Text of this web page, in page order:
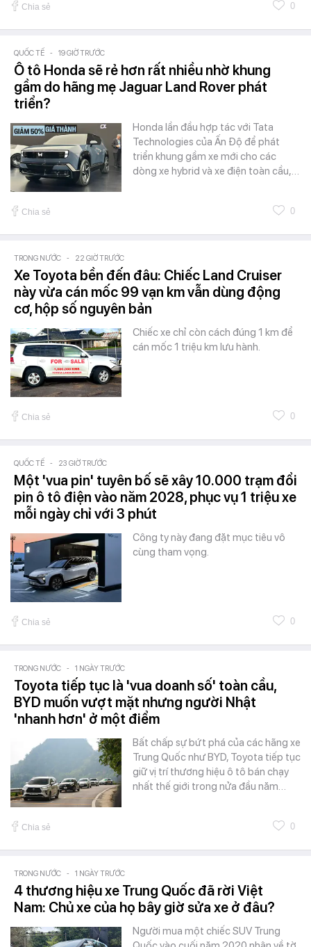
Chia sẻ 0
QUỐC TẾ - 19 GIỜ TRƯỚC
Ô tô Honda sẽ rẻ hơn rất nhiều nhờ khung
gầm do hãng mẹ Jaguar Land Rover phát
triển?
Honda lần đầu hợp tác với Tata
Technologies của Ấn Độ để phát
triển khung gầm xe mới cho các
dòng xe hybrid và xe điện toàn cầu,…
Chia sẻ 0
TRONG NƯỚC - 22 GIỜ TRƯỚC
Xe Toyota bền đến đâu: Chiếc Land Cruiser
này vừa cán mốc 99 vạn km vẫn dùng động
cơ, hộp số nguyên bản
Chiếc xe chỉ còn cách đúng 1 km để
cán mốc 1 triệu km lưu hành.
Chia sẻ 0
QUỐC TẾ - 23 GIỜ TRƯỚC
Một 'vua pin' tuyên bố sẽ xây 10.000 trạm đổi
pin ô tô điện vào năm 2028, phục vụ 1 triệu xe
mỗi ngày chỉ với 3 phút
Công ty này đang đặt mục tiêu vô
cùng tham vọng.
Chia sẻ 0
TRONG NƯỚC - 1 NGÀY TRƯỚC
Toyota tiếp tục là 'vua doanh số' toàn cầu,
BYD muốn vượt mặt nhưng người Nhật
'nhanh hơn' ở một điểm
Bất chấp sự bứt phá của các hãng xe
Trung Quốc như BYD, Toyota tiếp tục
giữ vị trí thương hiệu ô tô bán chạy
nhất thế giới trong nửa đầu năm…
Chia sẻ 0
TRONG NƯỚC - 1 NGÀY TRƯỚC
4 thương hiệu xe Trung Quốc đã rời Việt
Nam: Chủ xe của họ bây giờ sửa xe ở đâu?
Người mua một chiếc SUV Trung